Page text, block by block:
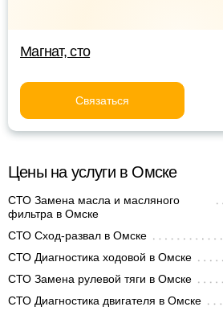
Магнат, сто
Связаться
Цены на услуги в Омске
СТО Замена масла и масляного
фильтра в Омске
СТО Сход-развал в Омске
СТО Диагностика ходовой в Омске
СТО Замена рулевой тяги в Омске
СТО Диагностика двигателя в Омске